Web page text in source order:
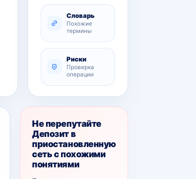
Словарь
Похожие
термины
Риски
Проверка
операции
Не перепутайте
Депозит в
приостановленную
сеть с похожими
понятиями